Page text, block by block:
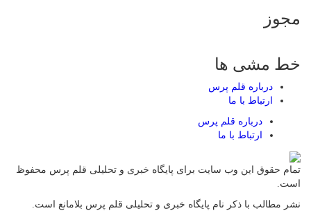
مجوز
خط مشی ها
درباره قلم پرس
ارتباط با ما
درباره قلم پرس
ارتباط با ما
تمام حقوق این وب سایت برای پایگاه خبری و تحلیلی قلم پرس محفوظ
است.
نشر مطالب با ذکر نام پایگاه خبری و تحلیلی قلم پرس بلامانع است.